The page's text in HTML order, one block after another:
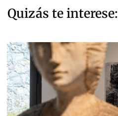
Quizás te interese: